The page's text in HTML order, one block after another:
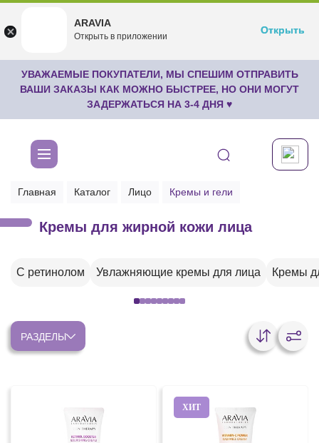
undefined
Бесплатноru.aravia.new
Открыть
УВАЖАЕМЫЕ ПОКУПАТЕЛИ, МЫ СПЕШИМ ОТПРАВИТЬ
ВАШИ ЗАКАЗЫ КАК МОЖНО БЫСТРЕЕ, НО ОНИ МОГУТ
ЗАДЕРЖАТЬСЯ НА 3-4 ДНЯ ♥
Главная Каталог Лицо Кремы и гели
Кремы для жирной кожи лица
С ретинолом Увлажняющие кремы для лица Кремы
РАЗДЕЛЫ
ХИТ
ARAVIA
Открыть в приложении
Открыть